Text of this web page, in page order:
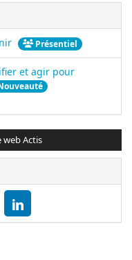
Présentiel
et agir pour
web Actis